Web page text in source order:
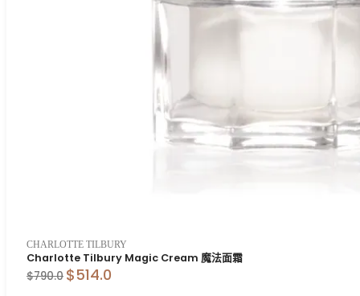
CHARLOTTE TILBURY
Charlotte Tilbury Magic Cream 魔法面霜
$790.0 $514.0